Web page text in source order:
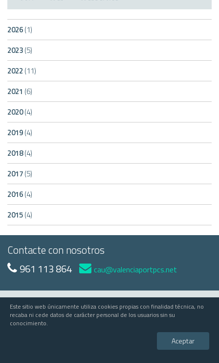
2026(1)
2023(5)
2022 (11)
2021 (6)
2020(4)
2019(4)
2018(4)
2017(5)
2016(4)
2015(4)
Contacte con nosotros
961 113 864 cau@valenciaportpcs.net
© 2023 Valenciaport
Valenciaport PCS
Edificio APV - Avda Muelle del Turia, s/n - 46024 Valencia
Este sitio web únicamente utiliza cookies propias con finalidad técnica, no
recaba ni cede datos de carácter personal de los usuarios sin su
conocimiento.
Aceptar